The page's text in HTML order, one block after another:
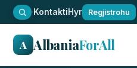
·KontaktiHyr Regjistrohu
A AlbaniaForAll